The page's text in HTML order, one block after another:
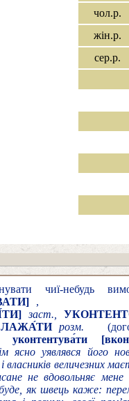
чол.р.
жін.р.
сер.р.
чиї-небудь
заст.,
розм.
уконтентува́ти
ясно уявлявся його
власників величезних
не вдовольняє мене
як швець каже: